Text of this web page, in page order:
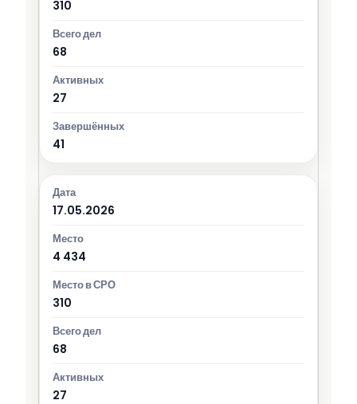
310
68
27
41
17.05.2026
4 434
310
68
27